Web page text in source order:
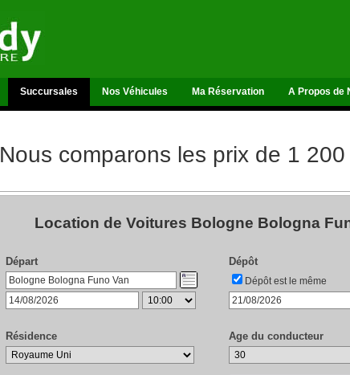
Succursales Nos Véhicules Ma Réservation A Propos de
Nous comparons les prix de 1
Location de Voitures Bologne Bologna
Départ Dépôt
Dépôt est le même
Résidence Age du conducteur